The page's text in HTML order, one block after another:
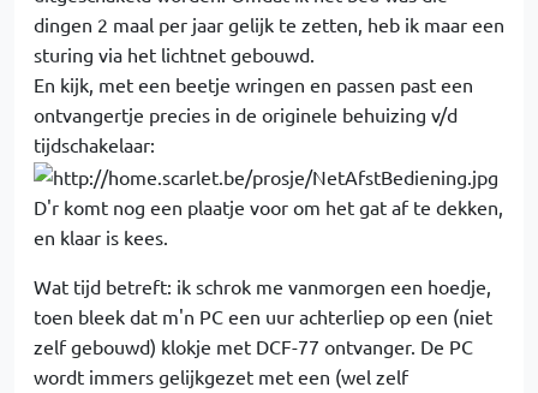
dingen 2 maal per jaar gelijk te zetten, heb ik maar een
sturing via het lichtnet gebouwd.
En kijk, met een beetje wringen en passen past een
ontvangertje precies in de originele behuizing v/d
tijdschakelaar:
D'r komt nog een plaatje voor om het gat af te dekken,
en klaar is kees.
Wat tijd betreft: ik schrok me vanmorgen een hoedje,
toen bleek dat m'n PC een uur achterliep op een (niet
zelf gebouwd) klokje met DCF-77 ontvanger. De PC
wordt immers gelijkgezet met een (wel zelf